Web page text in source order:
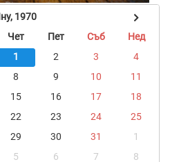
1970
Чет Пет Съб
Нед
1 2 3
4
8 9 10
11
15 16 17
18
22 23 24
25
29 30 31
1
5 6 7 8